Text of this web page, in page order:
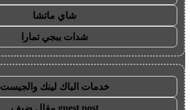
شاي ماتشا
شدات ببجي تمارا
خدمات الباك لينك والجيست
guest post مقال ضيف